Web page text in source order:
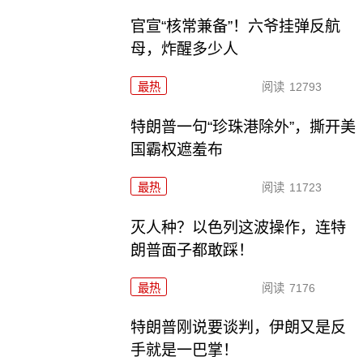
官宣“核常兼备”！六爷挂弹反航
母，炸醒多少人
最热 阅读 12793
特朗普一句“珍珠港除外”，撕开美
国霸权遮羞布
最热 阅读 11723
灭人种？以色列这波操作，连特
朗普面子都敢踩！
最热 阅读 7176
特朗普刚说要谈判，伊朗又是反
手就是一巴掌！